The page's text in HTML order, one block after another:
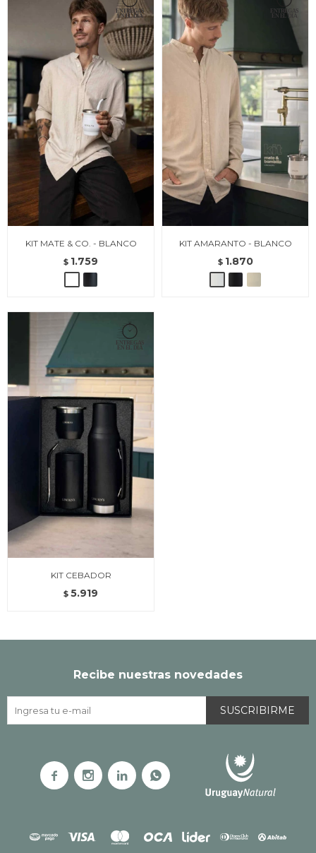
KIT MATE & CO. - BLANCO
$ 1.759
KIT AMARANTO - BLANCO
$ 1.870
KIT CEBADOR
$ 5.919
Recibe nuestras novedades
SUSCRIBIRME
   